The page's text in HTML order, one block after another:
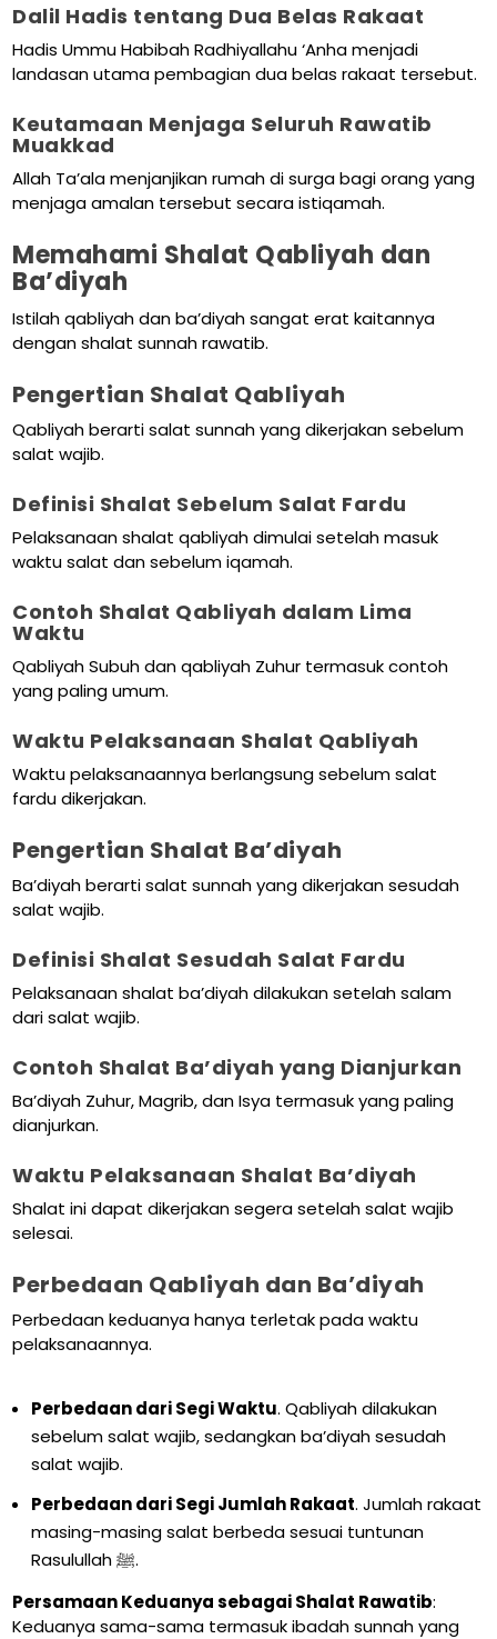
Dalil Hadis tentang Dua Belas Rakaat
Hadis Ummu Habibah Radhiyallahu ‘Anha menjadi
landasan utama pembagian dua belas rakaat tersebut.
Keutamaan Menjaga Seluruh Rawatib
Muakkad
Allah Ta’ala menjanjikan rumah di surga bagi orang yang
menjaga amalan tersebut secara istiqamah.
Memahami Shalat Qabliyah dan
Ba’diyah
Istilah qabliyah dan ba’diyah sangat erat kaitannya
dengan shalat sunnah rawatib.
Pengertian Shalat Qabliyah
Qabliyah berarti salat sunnah yang dikerjakan sebelum
salat wajib.
Definisi Shalat Sebelum Salat Fardu
Pelaksanaan shalat qabliyah dimulai setelah masuk
waktu salat dan sebelum iqamah.
Contoh Shalat Qabliyah dalam Lima
Waktu
Qabliyah Subuh dan qabliyah Zuhur termasuk contoh
yang paling umum.
Waktu Pelaksanaan Shalat Qabliyah
Waktu pelaksanaannya berlangsung sebelum salat
fardu dikerjakan.
Pengertian Shalat Ba’diyah
Ba’diyah berarti salat sunnah yang dikerjakan sesudah
salat wajib.
Definisi Shalat Sesudah Salat Fardu
Pelaksanaan shalat ba’diyah dilakukan setelah salam
dari salat wajib.
Contoh Shalat Ba’diyah yang Dianjurkan
Ba’diyah Zuhur, Magrib, dan Isya termasuk yang paling
dianjurkan.
Waktu Pelaksanaan Shalat Ba’diyah
Shalat ini dapat dikerjakan segera setelah salat wajib
selesai.
Perbedaan Qabliyah dan Ba’diyah
Perbedaan keduanya hanya terletak pada waktu
pelaksanaannya.
Perbedaan dari Segi Waktu. Qabliyah dilakukan
sebelum salat wajib, sedangkan ba’diyah sesudah
salat wajib.
Perbedaan dari Segi Jumlah Rakaat. Jumlah rakaat
masing-masing salat berbeda sesuai tuntunan
Rasulullah ﷺ.
Persamaan Keduanya sebagai Shalat Rawatib:
Keduanya sama-sama termasuk ibadah sunnah yang